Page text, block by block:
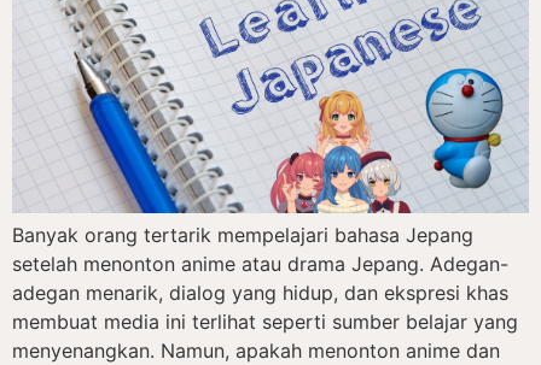
Banyak orang tertarik mempelajari bahasa Jepang
setelah menonton anime atau drama Jepang. Adegan-
adegan menarik, dialog yang hidup, dan ekspresi khas
membuat media ini terlihat seperti sumber belajar yang
menyenangkan. Namun, apakah menonton anime dan